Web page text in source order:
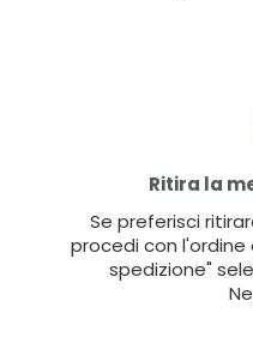
Ritira la
Se preferisci
procedi con l'ordine
spedizione"